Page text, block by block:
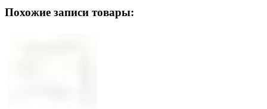
Похожие записи товары: